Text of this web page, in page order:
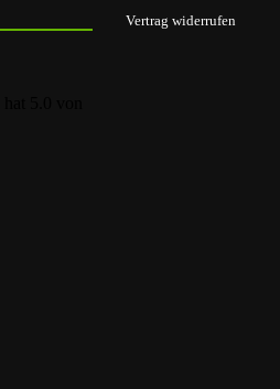
Vertrag widerrufen